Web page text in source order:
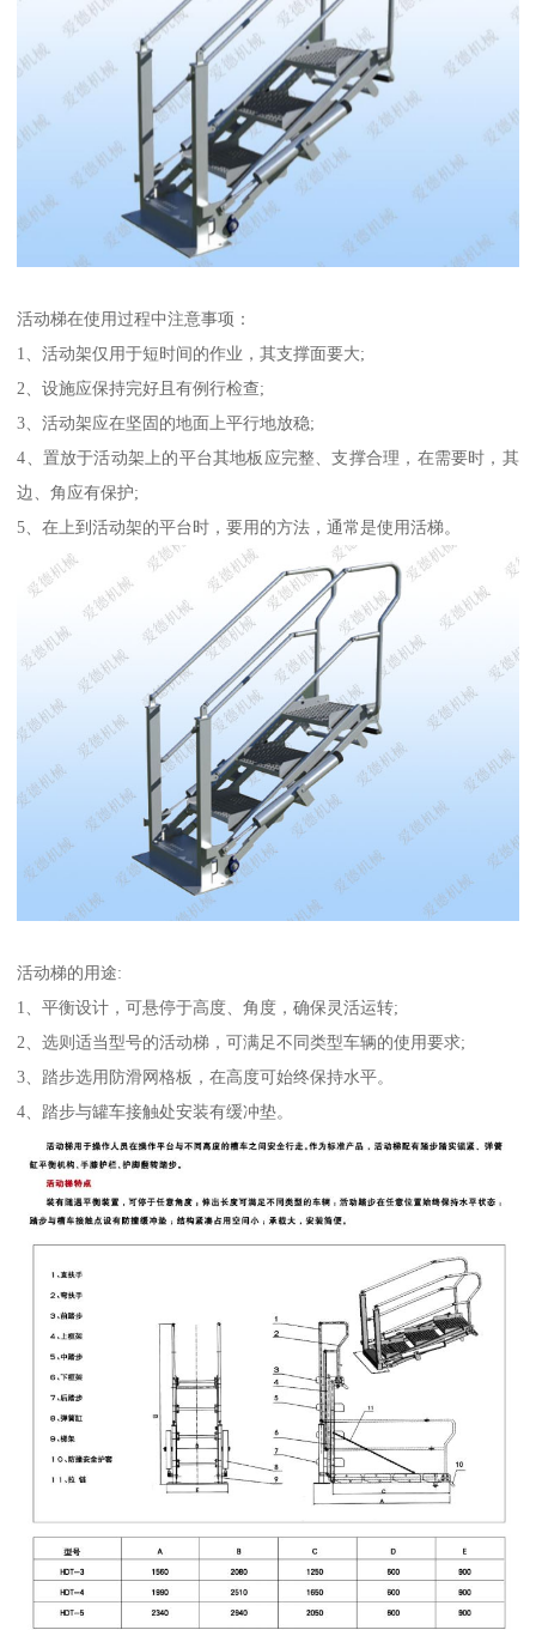
活动梯在使用过程中注意事项：
1、活动架仅用于短时间的作业，其支撑面要大;
2、设施应保持完好且有例行检查;
3、活动架应在坚固的地面上平行地放稳;
4、置放于活动架上的平台其地板应完整、支撑合理，在需要时，其
边、角应有保护;
5、在上到活动架的平台时，要用的方法，通常是使用活梯。
活动梯的用途:
1、平衡设计，可悬停于高度、角度，确保灵活运转;
2、选则适当型号的活动梯，可满足不同类型车辆的使用要求;
3、踏步选用防滑网格板，在高度可始终保持水平。
4、踏步与罐车接触处安装有缓冲垫。